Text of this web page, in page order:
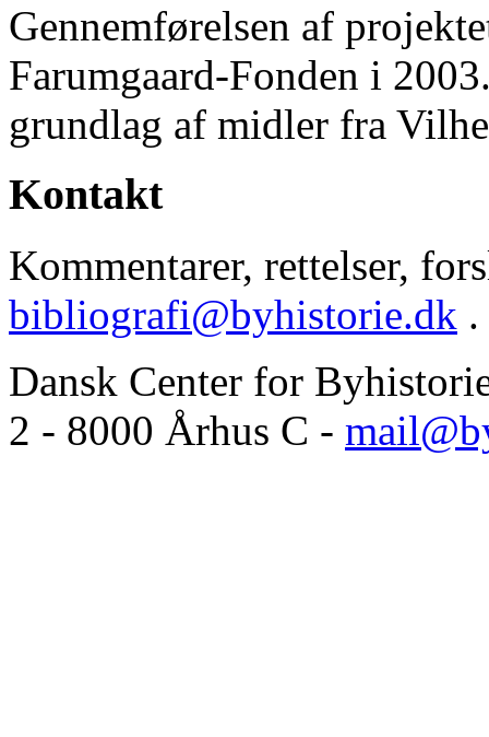
Gennemførelsen af
Farumgaard-Fonden i
grundlag af midler fra
Kontakt
Kommentarer, rettelser,
bibliografi@byhistorie.dk .
Dansk Center for
2 - 8000 Århus C -